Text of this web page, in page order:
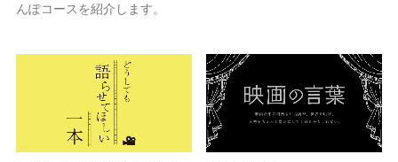
んぽコースを紹介します。